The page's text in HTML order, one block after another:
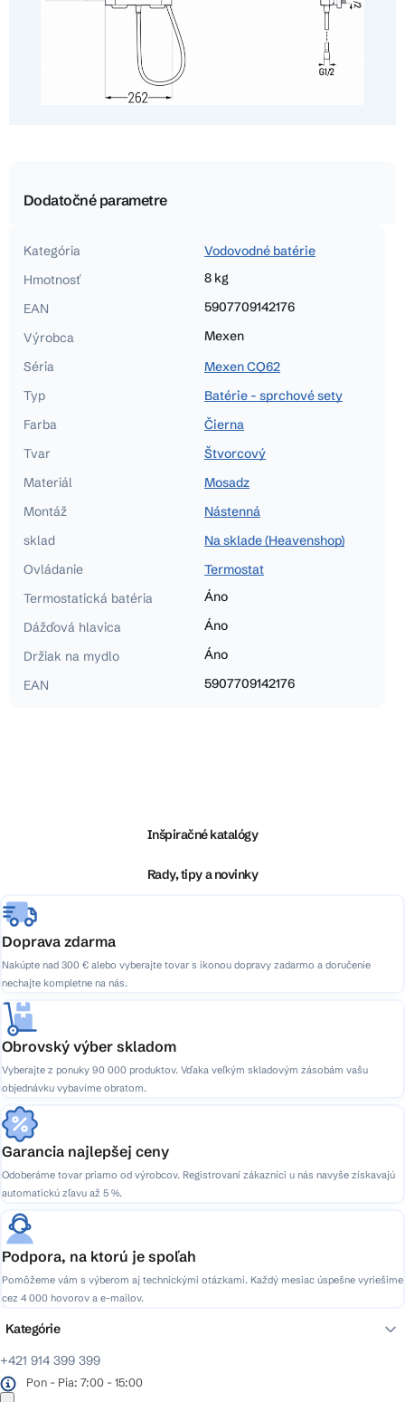
Dodatočné parametre
Kategória
Vodovodné batérie
Hmotnosť
8 kg
EAN
5907709142176
Výrobca
Mexen
Séria
Mexen CQ62
Typ
Batérie - sprchové sety
Farba
Čierna
Tvar
Štvorcový
Materiál
Mosadz
Montáž
Nástenná
sklad
Na sklade (Heavenshop)
Ovládanie
Termostat
Termostatická batéria
Áno
Dážďová hlavica
Áno
Držiak na mydlo
Áno
EAN
5907709142176
e
Inšpiračné katalógy
Rady, tipy a novinky
Doprava zdarma
Nakúpte nad 300 € alebo vyberajte tovar s ikonou dopravy zadarmo a doručenie
nechajte kompletne na nás.
Obrovský výber skladom
Vyberajte z ponuky 90 000 produktov. Vďaka veľkým skladovým zásobám vašu
objednávku vybavíme obratom.
Garancia najlepšej ceny
Odoberáme tovar priamo od výrobcov. Registrovaní zákazníci u nás navyše získavajú
automatickú zľavu až 5 %.
Podpora, na ktorú je spoľah
Pomôžeme vám s výberom aj technickými otázkami. Každý mesiac úspešne vyriešime
cez 4 000 hovorov a e-mailov.
+421 914 399 399
Pon - Pia: 7:00 - 15:00
Kategórie